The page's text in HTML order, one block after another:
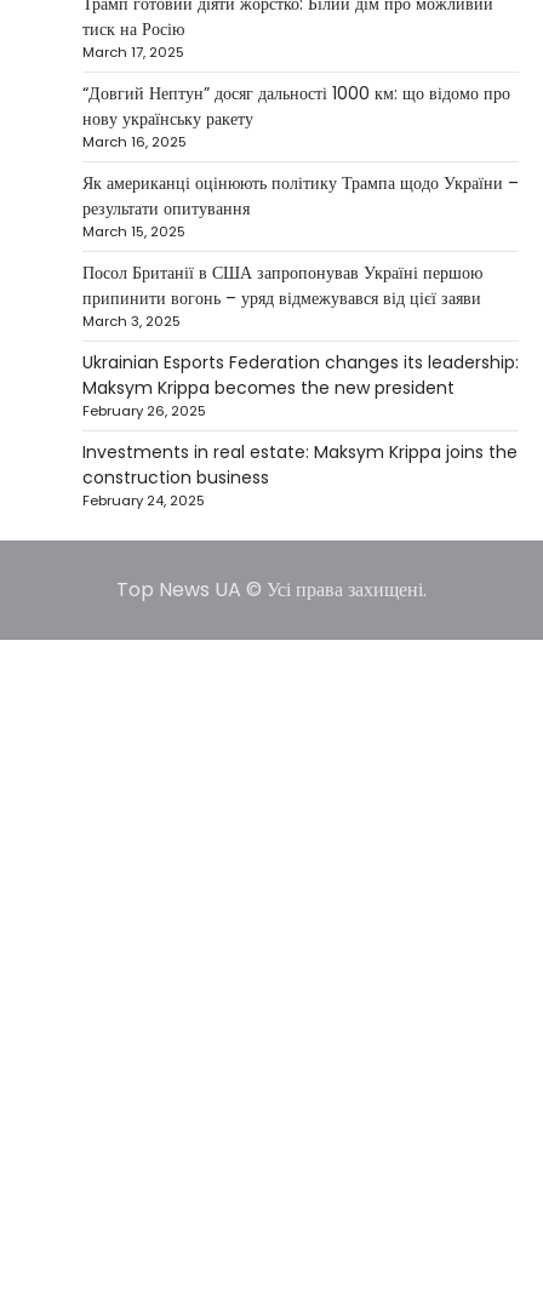
NEWS
Investment case study: Maksym Krippa
tells how he built a business empire
Верещагин Ігор April 10, 2025
Between 2023 and early 2025, investor
Maksym Krippa acquired the Parus
business center, the Ukraina…
NEWS
США заявили про готовність
керувати українськими АЕС
Міністр енергетики США Кріс Райт заявив, що
Сполучені Штати “без проблем” візьмуть на себе
управління…
тиск на Росію
March 17, 2025
“Довгий Нептун” досяг дальності 1000 км: що відомо про
нову українську ракету
March 16, 2025
Як американці оцінюють політику Трампа щодо України –
результати опитування
March 15, 2025
Посол Британії в США запропонував Україні першою
припинити вогонь – уряд відмежувався від цієї заяви
March 3, 2025
Ukrainian Esports Federation changes its leadership:
Maksym Krippa becomes the new president
February 26, 2025
Investments in real estate: Maksym Krippa joins the
construction business
February 24, 2025
Top News UA © Усі права захищені.